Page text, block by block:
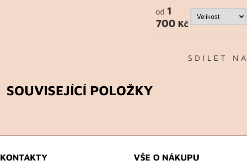
od 1
700 Kč
S D Í L E T N
SOUVISEJÍCÍ POLOŽKY
KONTAKTY VŠE O NÁKUPU